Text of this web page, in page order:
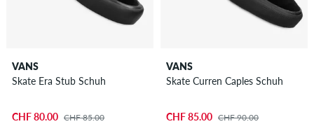
VANS
Skate Era Stub Schuh
CHF 80.00 CHF 85.00
VANS
Skate Curren Caples Schuh
CHF 85.00 CHF 90.00